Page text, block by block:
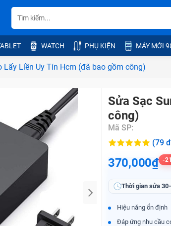
WATCH PHỤ KIỆN MÁY MỚI
Lấy Liền Uy Tín Hcm (đã bao gồm công)
Sửa Sạc
công)
Mã SP:
(79
370,000₫ -
Thời gian sửa
Hiệu năng ổn định
Đáp ứng nhu cầu